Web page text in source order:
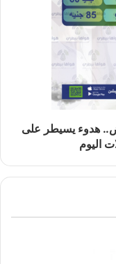
هدوء يسيطر على
اليوم